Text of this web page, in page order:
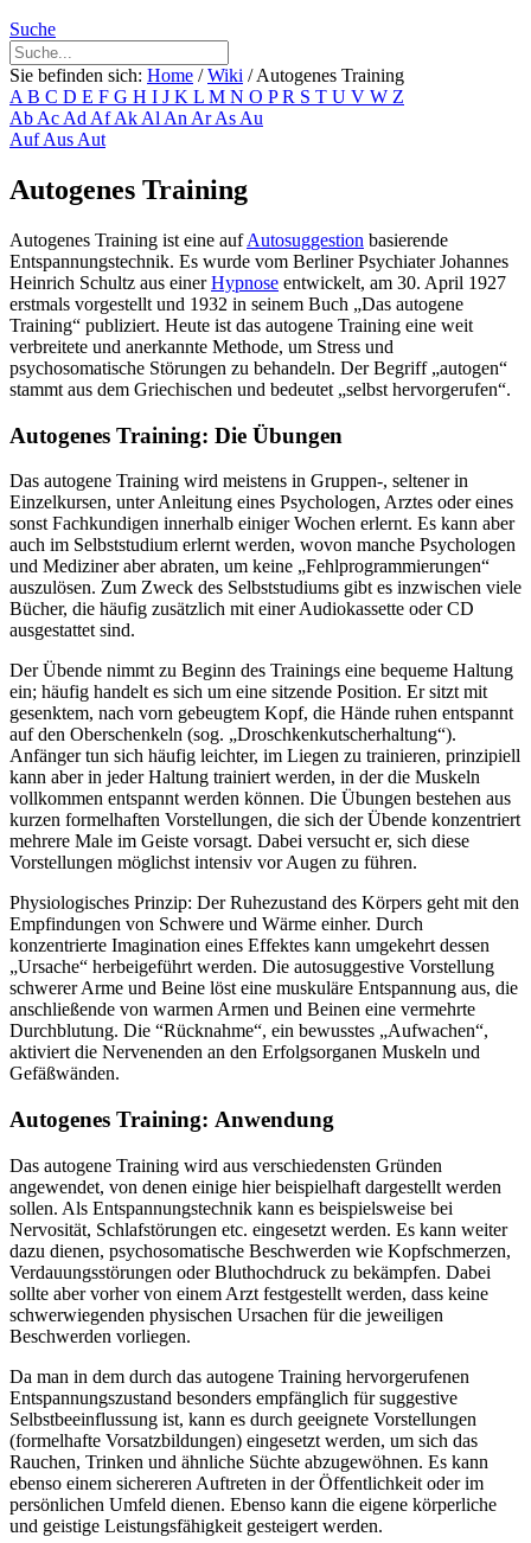
Suche
Sie befinden sich: Home / Wiki / Autogenes Training
A B C D E F G H I J K L M N O PR S T U V W Z
Ab Ac Ad AfAk Al An ArAs Au
AufAus Aut
Autogenes Training
Autogenes Training ist eine aufAutosuggestion basierende
Entspannungstechnik. Es wurde vom Berliner Psychiater Johannes
Heinrich Schultz aus einerHypnose entwickelt, am 30. April 1927
erstmals vorgestellt und 1932 in seinem Buch „Das autogene
Training“ publiziert. Heute ist das autogene Training eine weit
verbreitete und anerkannte Methode, um Stress und
psychosomatische Störungen zu behandeln. Der Begriff „autogen“
stammt aus dem Griechischen und bedeutet „selbst hervorgerufen“.
Autogenes Training: Die Übungen
Das autogene Training wird meistens in Gruppen-, seltener in
Einzelkursen, unter Anleitung eines Psychologen, Arztes oder eines
sonst Fachkundigen innerhalb einiger Wochen erlernt. Es kann aber
auch im Selbststudium erlernt werden, wovon manche Psychologen
und Mediziner aber abraten, um keine „Fehlprogrammierungen“
auszulösen. Zum Zweck des Selbststudiums gibt es inzwischen viele
Bücher, die häufig zusätzlich mit einer Audiokassette oder CD
ausgestattet sind.
Der Übende nimmt zu Beginn des Trainings eine bequeme Haltung
ein; häufig handelt es sich um eine sitzende Position. Er sitzt mit
gesenktem, nach vorn gebeugtem Kopf, die Hände ruhen entspannt
auf den Oberschenkeln (sog. „Droschkenkutscherhaltung“).
Anfänger tun sich häufig leichter, im Liegen zu trainieren, prinzipiell
kann aber in jeder Haltung trainiert werden, in der die Muskeln
vollkommen entspannt werden können. Die Übungen bestehen aus
kurzen formelhaften Vorstellungen, die sich der Übende konzentriert
mehrere Male im Geiste vorsagt. Dabei versucht er, sich diese
Vorstellungen möglichst intensiv vor Augen zu führen.
Physiologisches Prinzip: Der Ruhezustand des Körpers geht mit den
Empfindungen von Schwere und Wärme einher. Durch
konzentrierte Imagination eines Effektes kann umgekehrt dessen
„Ursache“ herbeigeführt werden. Die autosuggestive Vorstellung
schwerer Arme und Beine löst eine muskuläre Entspannung aus, die
anschließende von warmen Armen und Beinen eine vermehrte
Durchblutung. Die “Rücknahme“, ein bewusstes „Aufwachen“,
aktiviert die Nervenenden an den Erfolgsorganen Muskeln und
Gefäßwänden.
Autogenes Training: Anwendung
Das autogene Training wird aus verschiedensten Gründen
angewendet, von denen einige hier beispielhaft dargestellt werden
sollen. Als Entspannungstechnik kann es beispielsweise bei
Nervosität, Schlafstörungen etc. eingesetzt werden. Es kann weiter
dazu dienen, psychosomatische Beschwerden wie Kopfschmerzen,
Verdauungsstörungen oder Bluthochdruck zu bekämpfen. Dabei
sollte aber vorher von einem Arzt festgestellt werden, dass keine
schwerwiegenden physischen Ursachen für die jeweiligen
Beschwerden vorliegen.
Da man in dem durch das autogene Training hervorgerufenen
Entspannungszustand besonders empfänglich für suggestive
Selbstbeeinflussung ist, kann es durch geeignete Vorstellungen
(formelhafte Vorsatzbildungen) eingesetzt werden, um sich das
Rauchen, Trinken und ähnliche Süchte abzugewöhnen. Es kann
ebenso einem sichereren Auftreten in der Öffentlichkeit oder im
persönlichen Umfeld dienen. Ebenso kann die eigene körperliche
und geistige Leistungsfähigkeit gesteigert werden.